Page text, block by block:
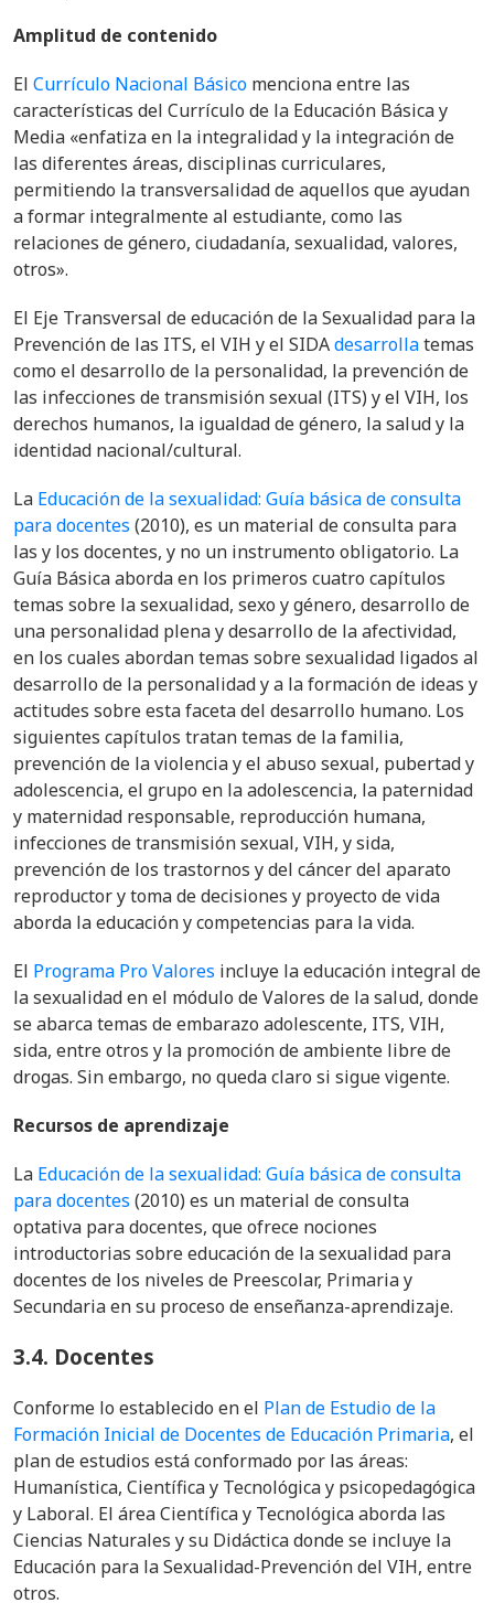
Amplitud de contenido
El Currículo Nacional Básico menciona entre las
características del Currículo de la Educación Básica y
Media «enfatiza en la integralidad y la integración de
las diferentes áreas, disciplinas curriculares,
permitiendo la transversalidad de aquellos que ayudan
a formar integralmente al estudiante, como las
relaciones de género, ciudadanía, sexualidad, valores,
otros».
El Eje Transversal de educación de la Sexualidad para la
Prevención de las ITS, el VIH y el SIDAdesarrollatemas
como el desarrollo de la personalidad, la prevención de
las infecciones de transmisión sexual (ITS) y el VIH, los
derechos humanos, la igualdad de género, la salud y la
identidad nacional/cultural.
La Educación de la sexualidad: Guía básica de consulta
para docentes (2010), es un material de consulta para
las y los docentes, y no un instrumento obligatorio. La
Guía Básica aborda en los primeros cuatro capítulos
temas sobre la sexualidad, sexo y género, desarrollo de
una personalidad plena y desarrollo de la afectividad,
en los cuales abordan temas sobre sexualidad ligados al
desarrollo de la personalidad y a la formación de ideas y
actitudes sobre esta faceta del desarrollo humano. Los
siguientes capítulos tratan temas de la familia,
prevención de la violencia y el abuso sexual, pubertad y
adolescencia, el grupo en la adolescencia, la paternidad
y maternidad responsable, reproducción humana,
infecciones de transmisión sexual, VIH, y sida,
prevención de los trastornos y del cáncer del aparato
reproductor y toma de decisiones y proyecto de vida
aborda la educación y competencias para la vida.
El Programa Pro Valores incluye la educación integral de
la sexualidad en el módulo de Valores de la salud, donde
se abarca temas de embarazo adolescente, ITS, VIH,
sida, entre otros y la promoción de ambiente libre de
drogas. Sin embargo, no queda claro si sigue vigente.
Recursos de aprendizaje
La Educación de la sexualidad: Guía básica de consulta
para docentes (2010) es un material de consulta
optativa para docentes, que ofrece nociones
introductorias sobre educación de la sexualidad para
docentes de los niveles de Preescolar, Primaria y
Secundaria en su proceso de enseñanza-aprendizaje.
3.4. Docentes
Conforme lo establecido enel Plan de Estudio de la
Formación Inicial de Docentes de Educación Primaria, el
plan de estudios está conformado por las áreas:
Humanística, Científica y Tecnológica y psicopedagógica
y Laboral. El área Científica y Tecnológica aborda las
Ciencias Naturales y su Didáctica donde se incluye la
Educación para la Sexualidad-Prevención del VIH, entre
otros.